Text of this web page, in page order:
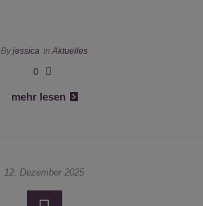
Byjessica InAktuelles
0
mehr lesen
12. Dezember 2025